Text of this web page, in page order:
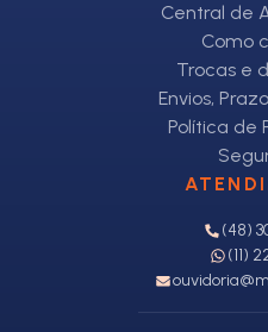
Central de
Como
Trocas e
Envios,
Política de
(48)
(11)